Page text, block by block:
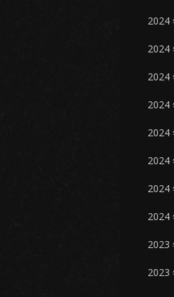
2024
2024
2024
2024
2024
2024
2024
2024
2023
2023